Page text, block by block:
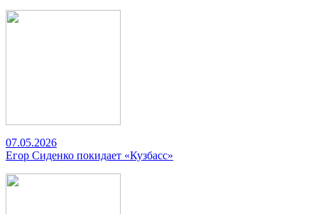
07.05.2026
Егор Сиденко покидает «Кузбасс»